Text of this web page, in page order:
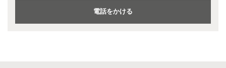
電話をかける